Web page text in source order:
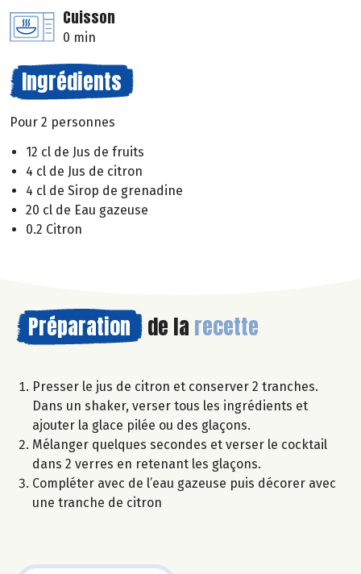
Cuisson
0 min
Ingrédients
Pour 2 personnes
12 cl de Jus de fruits
4 cl de Jus de citron
4 cl de Sirop de grenadine
20 cl de Eau gazeuse
0.2 Citron
Préparation de la recette
Presser le jus de citron et conserver 2 tranches.
Dans un shaker, verser tous les ingrédients et
ajouter la glace pilée ou des glaçons.
Mélanger quelques secondes et verser le cocktail
dans 2 verres en retenant les glaçons.
Compléter avec de l’eau gazeuse puis décorer avec
une tranche de citron